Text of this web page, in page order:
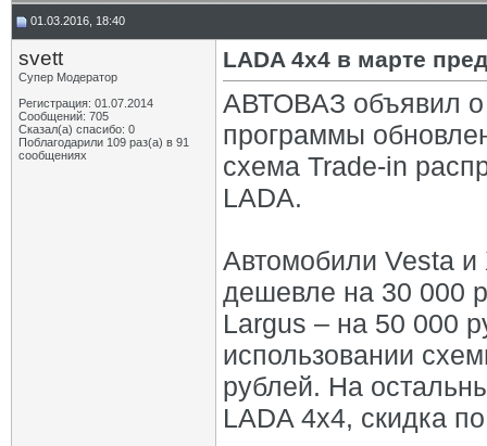
01.03.2016, 18:40
svett
Супер Модератор
Регистрация: 01.07.2014
Сообщений: 705
Сказал(а) спасибо: 0
Поблагодарили 109 раз(а) в 91
сообщениях
LADA 4х4 в марте
АВТОВАЗ объявил о
программы
схема Trade-in
LADA.
Автомобили Vesta и
дешевле на 30 000
Largus – на 50 000
использовании
рублей. На
LADA 4х4, скидка